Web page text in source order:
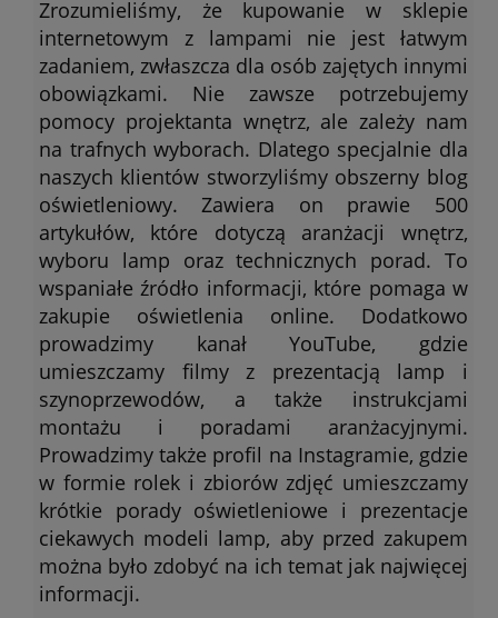
Zrozumieliśmy, że kupowanie w sklepie
internetowym z lampami nie jest łatwym
zadaniem, zwłaszcza dla osób zajętych innymi
obowiązkami. Nie zawsze potrzebujemy
pomocy projektanta wnętrz, ale zależy nam
na trafnych wyborach. Dlatego specjalnie dla
naszych klientów stworzyliśmy obszerny blog
oświetleniowy. Zawiera on prawie 500
artykułów, które dotyczą aranżacji wnętrz,
wyboru lamp oraz technicznych porad. To
wspaniałe źródło informacji, które pomaga w
zakupie oświetlenia online. Dodatkowo
prowadzimy kanał YouTube, gdzie
umieszczamy filmy z prezentacją lamp i
szynoprzewodów, a także instrukcjami
montażu i poradami aranżacyjnymi.
Prowadzimy także profil na Instagramie, gdzie
w formie rolek i zbiorów zdjęć umieszczamy
krótkie porady oświetleniowe i prezentacje
ciekawych modeli lamp, aby przed zakupem
można było zdobyć na ich temat jak najwięcej
informacji.